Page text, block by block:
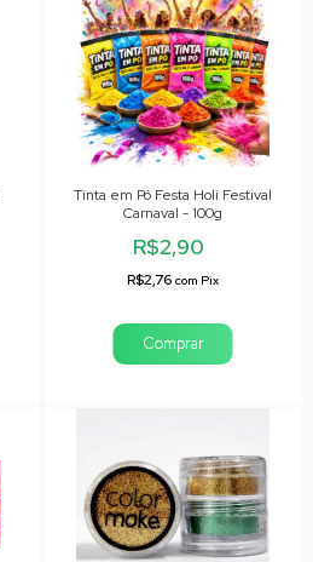
Tinta em Pó Festa Holi Festival
Carnaval - 100g
R$2,90
R$2,76com Pix
Comprar